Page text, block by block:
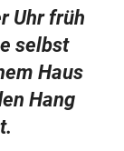
Uhr früh
selbst
Haus
Hang